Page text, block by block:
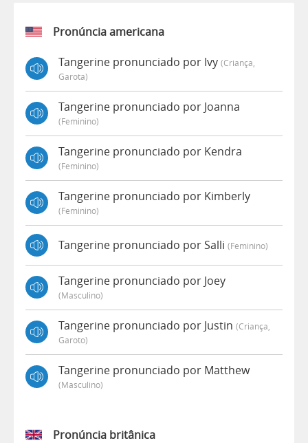
Pronúncia americana
Tangerine pronunciado por Ivy (criança,
Garota)
Tangerine pronunciado por Joanna
(feminino)
Tangerine pronunciado por Kendra
(feminino)
Tangerine pronunciado por Kimberly
(feminino)
Tangerine pronunciado por Salli (feminino)
Tangerine pronunciado por Joey
(masculino)
Tangerine pronunciado por Justin (criança,
Garoto)
Tangerine pronunciado por Matthew
(masculino)
Pronúncia britânica